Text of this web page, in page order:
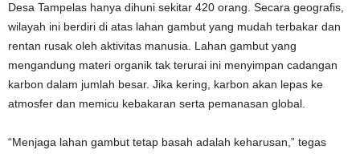
Desa Tampelas hanya dihuni sekitar 420 orang. Secara geografis,
wilayah ini berdiri di atas lahan gambut yang mudah terbakar dan
rentan rusak oleh aktivitas manusia. Lahan gambut yang
mengandung materi organik tak terurai ini menyimpan cadangan
karbon dalam jumlah besar. Jika kering, karbon akan lepas ke
atmosfer dan memicu kebakaran serta pemanasan global.
“Menjaga lahan gambut tetap basah adalah keharusan,” tegas